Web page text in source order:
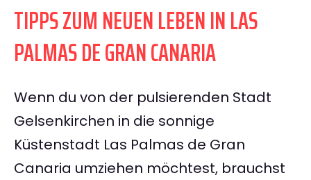
TIPPS ZUM NEUEN LEBEN IN LAS
PALMAS DE GRAN CANARIA
Wenn du von der pulsierenden Stadt
Gelsenkirchen in die sonnige
Küstenstadt Las Palmas de Gran
Canaria umziehen möchtest, brauchst